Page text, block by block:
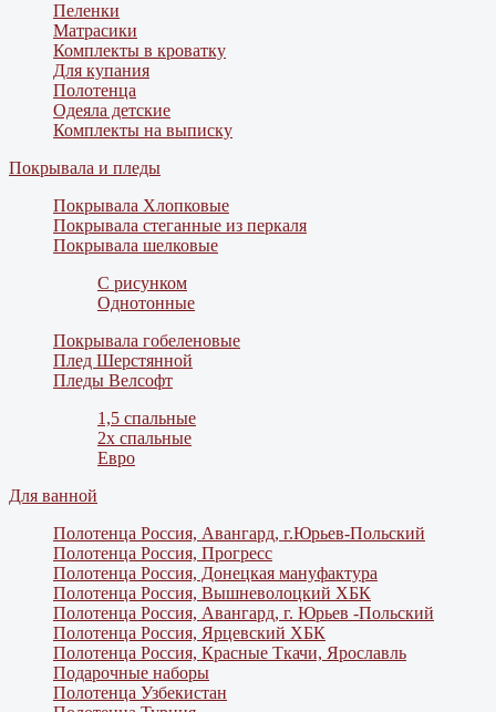
Пеленки
Матрасики
Комплекты в кроватку
Для купания
Полотенца
Одеяла детские
Комплекты на выписку
Покрывала и пледы
Покрывала Хлопковые
Покрывала стеганные из перкаля
Покрывала шелковые
С рисунком
Однотонные
Покрывала гобеленовые
Плед Шерстянной
Пледы Велсофт
1,5 спальные
2х спальные
Евро
Для ванной
Полотенца Россия, Авангард, г.Юрьев-Польский
Полотенца Россия, Прогресс
Полотенца Россия, Донецкая мануфактура
Полотенца Россия, Вышневолоцкий ХБК
Полотенца Россия, Авангард, г. Юрьев -Польский
Полотенца Россия, Ярцевский ХБК
Полотенца Россия, Красные Ткачи, Ярославль
Подарочные наборы
Полотенца Узбекистан